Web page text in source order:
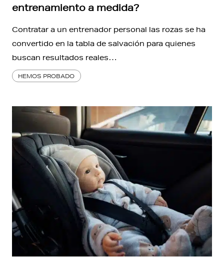
entrenamiento a medida?
Contratar a un entrenador personal las rozas se ha
convertido en la tabla de salvación para quienes
buscan resultados reales…
HEMOS PROBADO